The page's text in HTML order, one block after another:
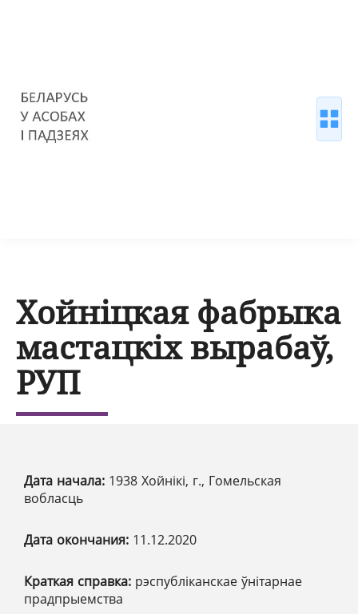
Хойніцкая фабрыка
мастацкіх вырабаў,
РУП
Дата начала: 1938 Хойнікі, г., Гомельская
вобласць
Дата окончания: 11.12.2020
Краткая справка: рэспубліканскае ўнітарнае
прадпрыемства